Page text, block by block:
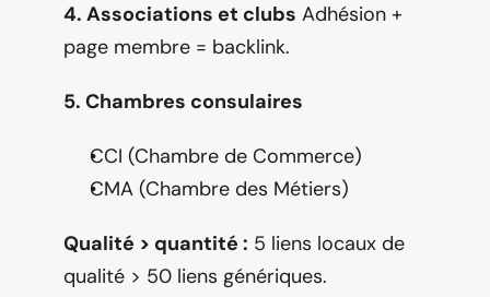
4. Associations et clubs Adhésion +
page membre = backlink.
5. Chambres consulaires
CCI (Chambre de Commerce)
CMA (Chambre des Métiers)
Qualité > quantité : 5 liens locaux de
qualité > 50 liens génériques.